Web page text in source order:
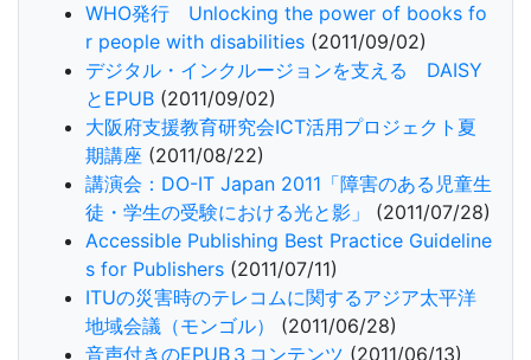
WHO発行 Unlocking the power of books fo
r people with disabilities (2011/09/02)
デジタル・インクルージョンを支える DAISY
とEPUB (2011/09/02)
大阪府支援教育研究会ICT活用プロジェクト夏
期講座 (2011/08/22)
講演会：DO-IT Japan 2011「障害のある児童生
徒・学生の受験における光と影」
(2011/07/28)
Accessible Publishing Best Practice Guideline
s for Publishers (2011/07/11)
ITUの災害時のテレコムに関するアジア太平洋
地域会議（モンゴル）
(2011/06/28)
音声付きのEPUB３コンテンツ (2011/06/13)